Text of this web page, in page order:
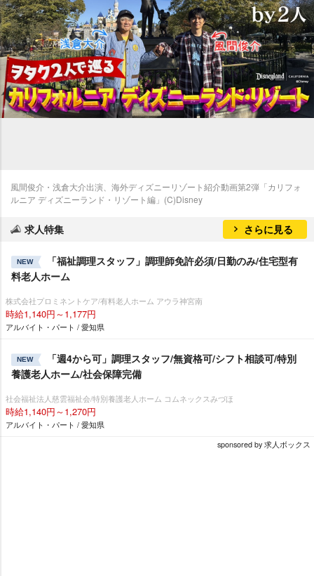
風間俊介・浅倉大介出演、海外ディズニーリゾート紹介動画第2弾「カリフォ
ルニア ディズニーランド・リゾート編」(C)Disney
求人特集 さらに見る
NEW
「福祉調理スタッフ」調理師免許必須/日勤のみ/住宅型有
料老人ホーム
株式会社プロミネントケア/有料老人ホーム アウラ神宮南
時給1,140円～1,177円
アルバイト・パート / 愛知県
NEW
「週4から可」調理スタッフ/無資格可/シフト相談可/特別
養護老人ホーム/社会保障完備
社会福祉法人慈雲福祉会/特別養護老人ホーム コムネックスみづほ
時給1,140円～1,270円
アルバイト・パート / 愛知県
sponsored by 求人ボックス